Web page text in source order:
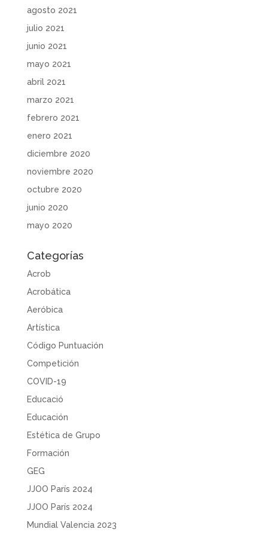
agosto 2021
julio 2021
junio 2021
mayo 2021
abril 2021
marzo 2021
febrero 2021
enero 2021
diciembre 2020
noviembre 2020
octubre 2020
junio 2020
mayo 2020
Categorías
Acrob
Acrobática
Aeróbica
Artística
Código Puntuación
Competición
COVID-19
Educació
Educación
Estética de Grupo
Formación
GEG
JJOO París 2024
JJOO París 2024
Mundial Valencia 2023